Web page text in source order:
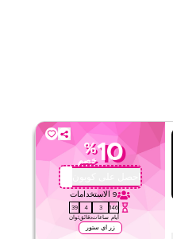
10
%
خصم
احصل على كوبون
9 الاستخدامات
146
أيام
3
ساعات
4
دقائق
39
ثوان
زر اي ستور